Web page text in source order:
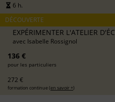
6 h.
DÉCOUVERTE
EXPÉRIMENTER L'ATELIER
avec Isabelle Rossignol
136 €
pour les particuliers
272 €
formation continue (en savoir +)